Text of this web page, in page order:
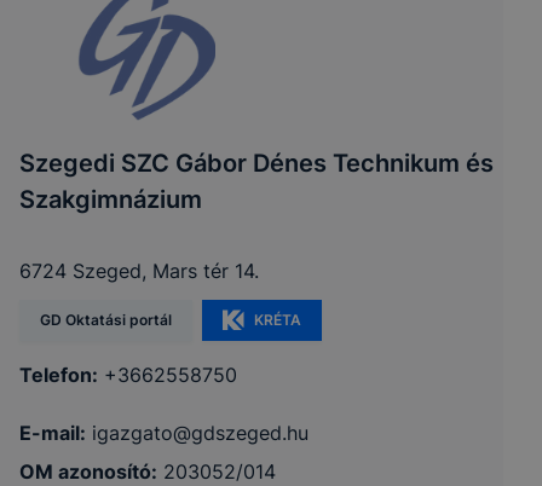
Szegedi SZC Gábor Dénes Technikum és
Szakgimnázium
6724 Szeged, Mars tér 14.
GD Oktatási portál KRÉTA
Telefon: +3662558750
E-mail: igazgato@gdszeged.hu
OM azonosító: 203052/014